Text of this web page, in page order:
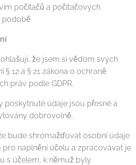
počítačů a počítačových
podobě
že jsem si vědom svých
12 a § 21 zákona o ochraně
práv podle GDPR.
poskytnuté údaje jsou přesné a
dobrovolně.
bude shromažďovat osobní údaje
naplnění účelu a zpracovávat je
s účelem, k němuž byly